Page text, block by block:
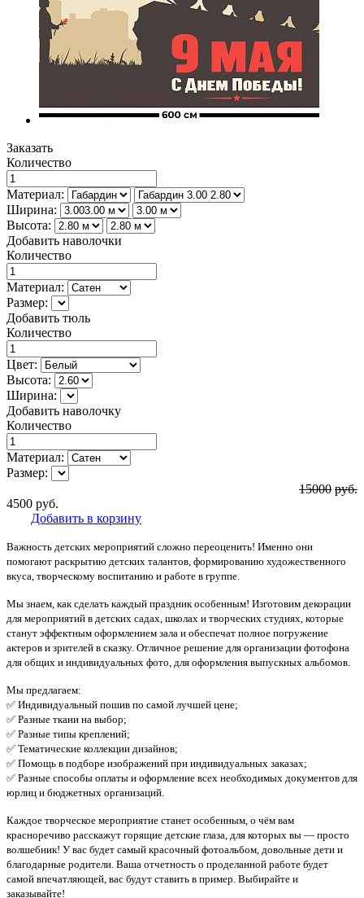
Заказать
Количество
Материал:
Ширина:
Высота:
Добавить наволочки
Количество
Материал:
Размер:
Добавить тюль
Количество
Цвет:
Высота:
Ширина:
Добавить наволочку
Количество
Материал:
Размер:
15000 руб.
4500 руб.
Добавить в корзину
Важность детских мероприятий сложно переоценить! Именно они
помогают раскрытию детских талантов, формированию художественного
вкуса, творческому воспитанию и работе в группе.
Мы знаем, как сделать каждый праздник особенным! Изготовим декорации
для мероприятий в детских садах, школах и творческих студиях, которые
станут эффектным оформлением зала и обеспечат полное погружение
актеров и зрителей в сказку. Отличное решение для организации фотофона
для общих и индивидуальных фото, для оформления выпускных альбомов.
Мы предлагаем:
✅ Индивидуальный пошив по самой лучшей цене;
✅ Разные ткани на выбор;
✅ Разные типы креплений;
✅ Тематические коллекции дизайнов;
✅ Помощь в подборе изображений при индивидуальных заказах;
✅ Разные способы оплаты и оформление всех необходимых документов для
юрлиц и бюджетных организаций.
Каждое творческое мероприятие станет особенным, о чём вам
красноречиво расскажут горящие детские глаза, для которых вы — просто
волшебник! У вас будет самый красочный фотоальбом, довольные дети и
благодарные родители. Ваша отчетность о проделанной работе будет
самой впечатляющей, вас будут ставить в пример. Выбирайте и
заказывайте!